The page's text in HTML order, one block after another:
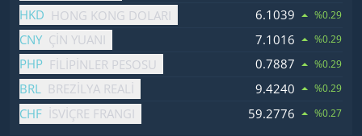
HKD HONG KONG DOLARI 6.1039 %0.29
CNY ÇIN YUANI 7.1016 %0.29
PHP FILIPINLER PESOSU 0.7887 %0.29
BRL BREZILYA REALI 9.4240 %0.29
CHF İSVIÇRE FRANGI 59.2776 %0.27